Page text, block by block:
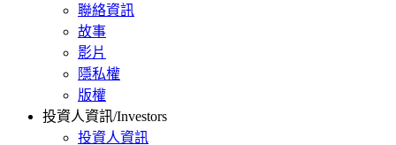
聯絡資訊
故事
影片
隱私權
版權
投資人資訊/Investors
投資人資訊